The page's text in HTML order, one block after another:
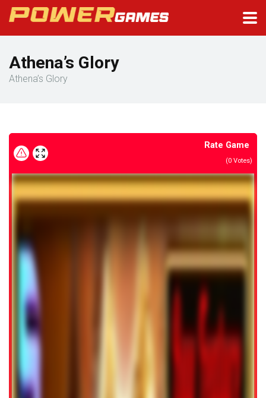
Athena’s Glory
Athena’s Glory
Rate Game
(0 Votes)